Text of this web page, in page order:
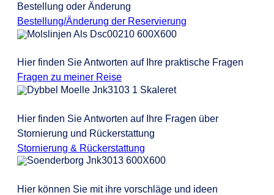
Bestellung oder Änderung
Bestellung/Änderung der Reservierung
Hier finden Sie Antworten auf Ihre praktische Fragen
Fragen zu meiner Reise
Hier finden Sie Antworten auf Ihre Fragen über
Stornierung und Rückerstattung
Stornierung & Rückerstattung
Hier können Sie mit ihre vorschläge und ideen